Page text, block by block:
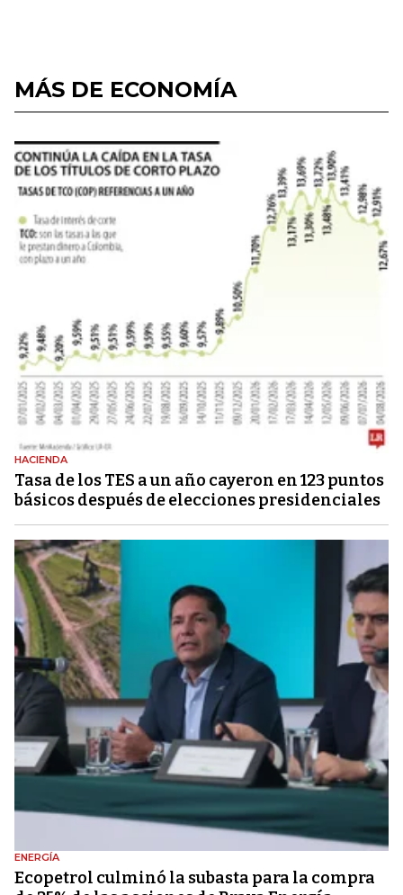
MÁS DE ECONOMÍA
HACIENDA
Tasa de los TES a un año cayeron en 123 puntos
básicos después de elecciones presidenciales
ENERGÍA
Ecopetrol culminó la subasta para la compra